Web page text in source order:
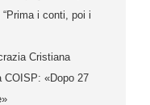
i conti, poi i
Cristiana
COISP: «Dopo 27